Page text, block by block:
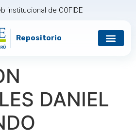
institucional de COFIDE
Repositorio
DANIEL